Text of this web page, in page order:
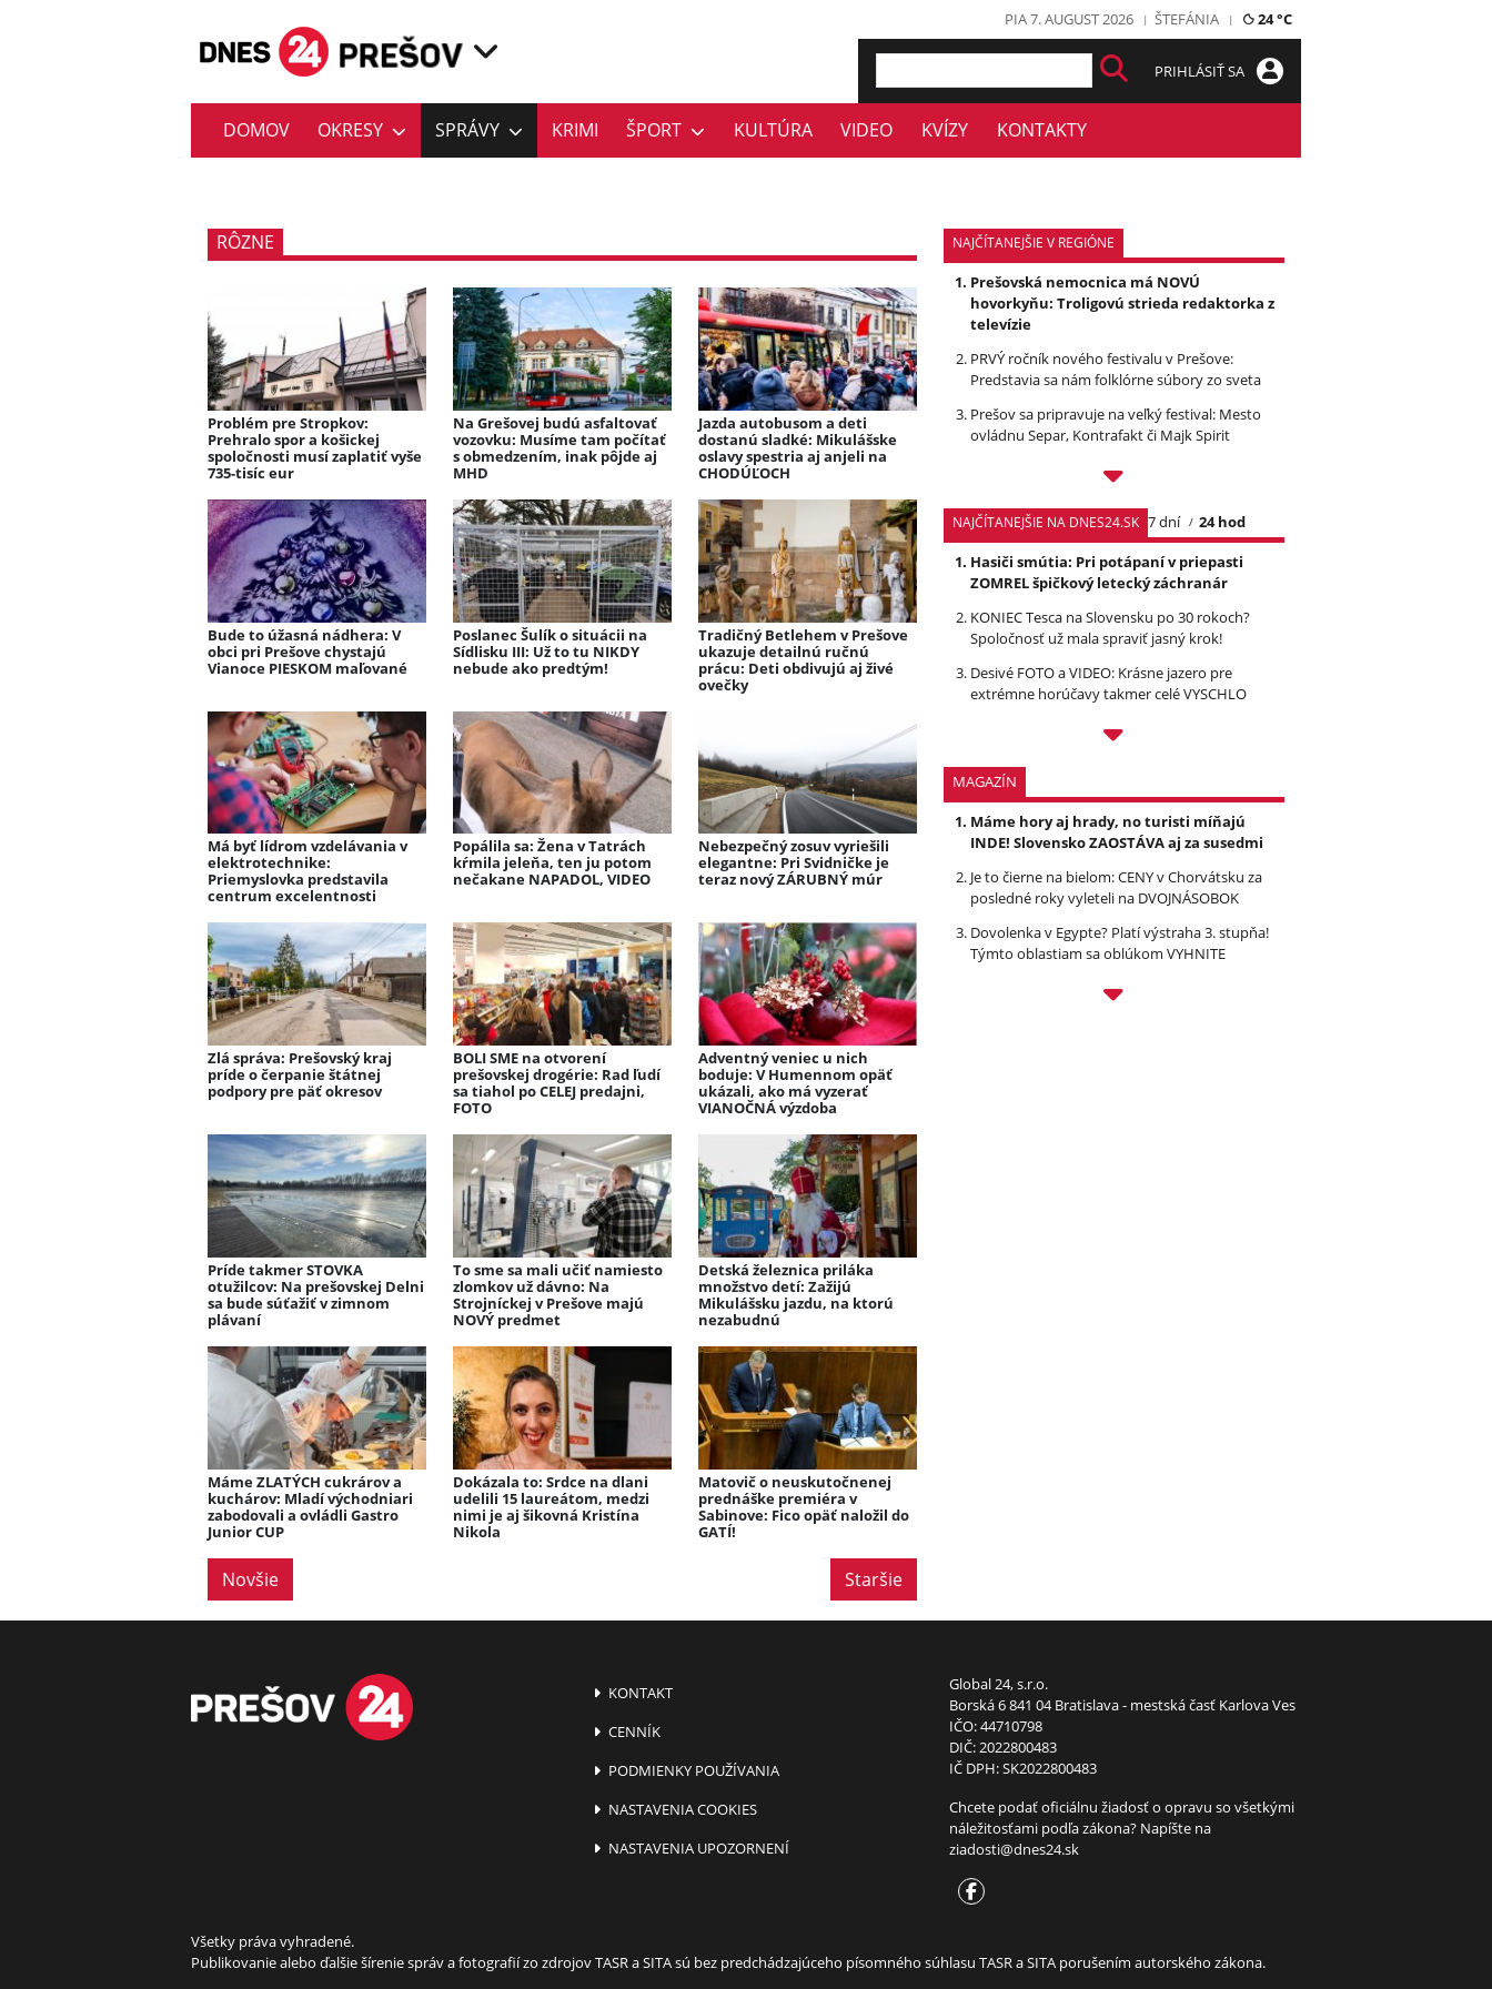
PIA 7. AUGUST 2026 ŠTEFÁNIA 24 °C
PRIHLÁSIŤ SA
DOMOV OKRESY SPRÁVY KRIMI ŠPORT KULTÚRA VIDEO KVÍZY KONTAKTY
RÔZNE
Problém pre Stropkov:
Prehralo spor a košickej
spoločnosti musí zaplatiť vyše
735-tisíc eur
Na Grešovej budú asfaltovať
vozovku: Musíme tam počítať
s obmedzením, inak pôjde aj
MHD
Jazda autobusom a deti
dostanú sladké: Mikulášske
oslavy spestria aj anjeli na
CHODÚĽOCH
Bude to úžasná nádhera: V
obci pri Prešove chystajú
Vianoce PIESKOM maľované
Poslanec Šulík o situácii na
Sídlisku III: Už to tu NIKDY
nebude ako predtým!
Tradičný Betlehem v Prešove
ukazuje detailnú ručnú
prácu: Deti obdivujú aj živé
ovečky
Má byť lídrom vzdelávania v
elektrotechnike:
Priemyslovka predstavila
centrum excelentnosti
Popálila sa: Žena v Tatrách
kŕmila jeleňa, ten ju potom
nečakane NAPADOL, VIDEO
Nebezpečný zosuv vyriešili
elegantne: Pri Svidničke je
teraz nový ZÁRUBNÝ múr
Zlá správa: Prešovský kraj
príde o čerpanie štátnej
podpory pre päť okresov
BOLI SME na otvorení
prešovskej drogérie: Rad ľudí
sa tiahol po CELEJ predajni,
FOTO
Adventný veniec u nich
boduje: V Humennom opäť
ukázali, ako má vyzerať
VIANOČNÁ výzdoba
Príde takmer STOVKA
otužilcov: Na prešovskej Delni
sa bude súťažiť v zimnom
plávaní
To sme sa mali učiť namiesto
zlomkov už dávno: Na
Strojníckej v Prešove majú
NOVÝ predmet
Detská železnica priláka
množstvo detí: Zažijú
Mikulášsku jazdu, na ktorú
nezabudnú
Máme ZLATÝCH cukrárov a
kuchárov: Mladí východniari
zabodovali a ovládli Gastro
Junior CUP
Dokázala to: Srdce na dlani
udelili 15 laureátom, medzi
nimi je aj šikovná Kristína
Nikola
Matovič o neuskutočnenej
prednáške premiéra v
Sabinove: Fico opäť naložil do
GATÍ!
Novšie Staršie
NAJČÍTANEJŠIE V REGIÓNE
Prešovská nemocnica má NOVÚ
hovorkyňu: Troligovú strieda redaktorka z
televízie
PRVÝ ročník nového festivalu v Prešove:
Predstavia sa nám folklórne súbory zo sveta
Prešov sa pripravuje na veľký festival: Mesto
ovládnu Separ, Kontrafakt či Majk Spirit
NAJČÍTANEJŠIE NA DNES24.SK 7 dní
24 hod
Hasiči smútia: Pri potápaní v priepasti
ZOMREL špičkový letecký záchranár
KONIEC Tesca na Slovensku po 30 rokoch?
Spoločnosť už mala spraviť jasný krok!
Desivé FOTO a VIDEO: Krásne jazero pre
extrémne horúčavy takmer celé VYSCHLO
MAGAZÍN
Máme hory aj hrady, no turisti míňajú
INDE! Slovensko ZAOSTÁVA aj za susedmi
Je to čierne na bielom: CENY v Chorvátsku za
posledné roky vyleteli na DVOJNÁSOBOK
Dovolenka v Egypte? Platí výstraha 3. stupňa!
Týmto oblastiam sa oblúkom VYHNITE
KONTAKT
CENNÍK
PODMIENKY POUŽÍVANIA
NASTAVENIA COOKIES
NASTAVENIA UPOZORNENÍ
Global 24, s.r.o.
Borská 6 841 04 Bratislava - mestská časť Karlova Ves
IČO: 44710798
DIČ: 2022800483
IČ DPH: SK2022800483
Chcete podať oficiálnu žiadosť o opravu so všetkými
náležitosťami podľa zákona? Napíšte na
ziadosti@dnes24.sk
Všetky práva vyhradené.
Publikovanie alebo ďalšie šírenie správ a fotografií zo zdrojov TASR a SITA sú bez predchádzajúceho písomného súhlasu TASR a SITA porušením autorského zákona.